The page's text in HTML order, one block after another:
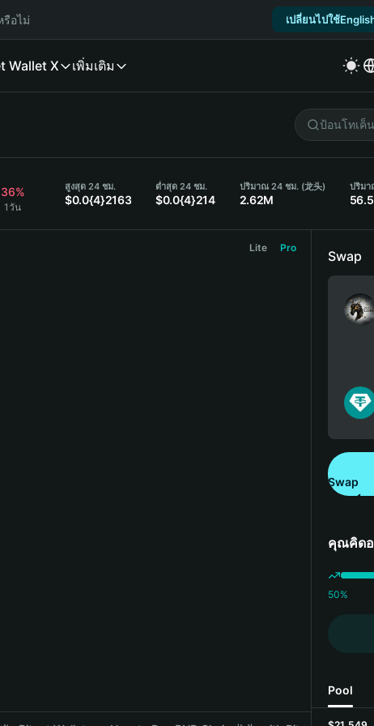
รือไม่ เปลี่ยนไปใช้
Wallet X เพิ่มเติม
1วัน
สูงสุด 24 ชม.
$0.0{4}2163
ต่ำสุด 24 ชม.
$0.0{4}214
ปริมาณ 24 ชม. (龙头)
2.62M
ปริม
56.5
Lite Pro
Swap
Swap
คุณคิดอ
50%
Pool